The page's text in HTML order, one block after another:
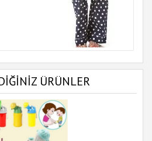
ÜRÜNLER